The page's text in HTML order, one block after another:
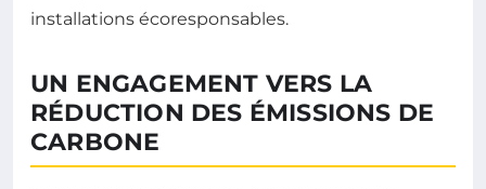
installations écoresponsables.
UN ENGAGEMENT VERS LA
RÉDUCTION DES ÉMISSIONS DE
CARBONE